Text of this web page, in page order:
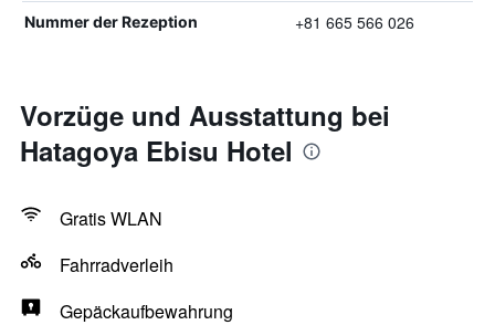
Nummer der Rezeption +81 665 566 026
Vorzüge und Ausstattung bei
Hatagoya Ebisu Hotel
Gratis WLAN
Fahrradverleih
Gepäckaufbewahrung